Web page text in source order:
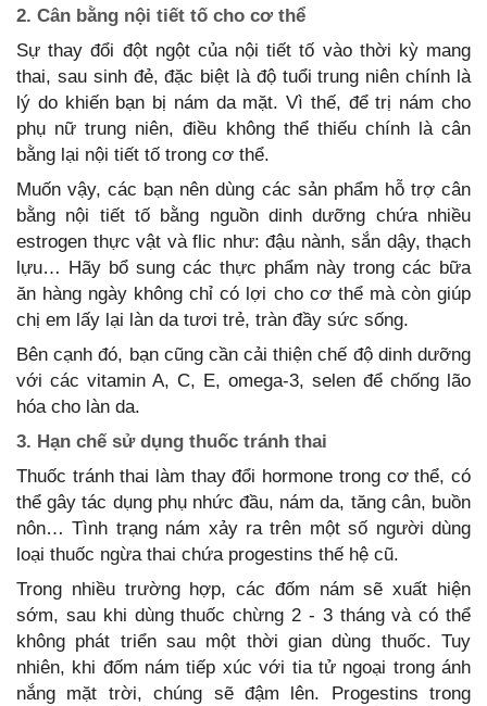
2. Cân bằng nội tiết tố cho cơ thể
Sự thay đổi đột ngột của nội tiết tố vào thời kỳ mang
thai, sau sinh đẻ, đặc biệt là độ tuổi trung niên chính là
lý do khiến bạn bị nám da mặt. Vì thế, để trị nám cho
phụ nữ trung niên, điều không thể thiếu chính là cân
bằng lại nội tiết tố trong cơ thể.
Muốn vậy, các bạn nên dùng các sản phẩm hỗ trợ cân
bằng nội tiết tố bằng nguồn dinh dưỡng chứa nhiều
estrogen thực vật và flic như: đậu nành, sắn dậy, thạch
lựu… Hãy bổ sung các thực phẩm này trong các bữa
ăn hàng ngày không chỉ có lợi cho cơ thể mà còn giúp
chị em lấy lại làn da tươi trẻ, tràn đầy sức sống.
Bên cạnh đó, bạn cũng cần cải thiện chế độ dinh dưỡng
với các vitamin A, C, E, omega-3, selen để chống lão
hóa cho làn da.
3. Hạn chế sử dụng thuốc tránh thai
Thuốc tránh thai làm thay đổi hormone trong cơ thể, có
thể gây tác dụng phụ nhức đầu, nám da, tăng cân, buồn
nôn… Tình trạng nám xảy ra trên một số người dùng
loại thuốc ngừa thai chứa progestins thế hệ cũ.
Trong nhiều trường hợp, các đốm nám sẽ xuất hiện
sớm, sau khi dùng thuốc chừng 2 - 3 tháng và có thể
không phát triển sau một thời gian dùng thuốc. Tuy
nhiên, khi đốm nám tiếp xúc với tia tử ngoại trong ánh
nắng mặt trời, chúng sẽ đậm lên. Progestins trong